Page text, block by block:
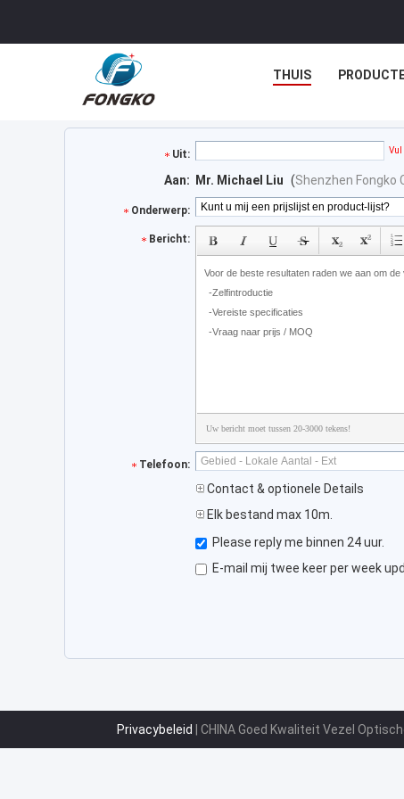
THUIS
Uit: Vul
Aan: Mr. Michael Liu (Shenzhen Fongko
Onderwerp:
Bericht:
Uw bericht moet tussen 20-3000 tekens!
Telefoon:
Contact & optionele Details
Elk bestand max 10m.
Please reply me binnen 24 uur.
E-mail mij twee keer per week
Privacybeleid | CHINA Goed Kwaliteit Vezel